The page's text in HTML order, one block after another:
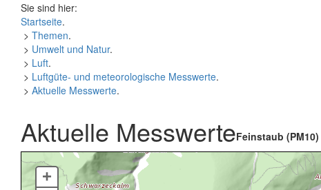
Sie sind hier:
Startseite.
> Themen.
> Umwelt und Natur.
> Luft.
> Luftgüte- und meteorologische Messwerte.
> Aktuelle Messwerte.
Aktuelle MesswerteFeinstaub (PM10)
+